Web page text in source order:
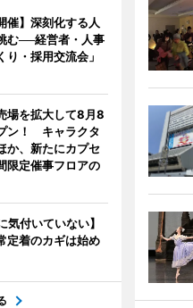
催】深刻化する人
む──経営者・人事
・採用交流会」
場を拡大して8月8
ン！ キャラクタ
か、新たにカプセ
限定催事フロアの
気付いていない】
定着のカギは始め